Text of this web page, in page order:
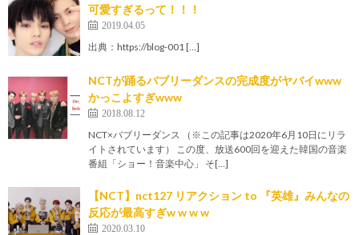
可愛すぎるって！！！
2019.04.05
出典：https://blog-001 […]
NCTが踊るバブリーダンスの完成度がヤバイwww
かっこよすぎwww
2018.08.12
NCT×バブリーダンス （※この記事は2020年6月10日にリラ
イトされています） この度、放送600回を迎えた韓国の音楽
番組「ショー！音楽中心」 そ[…]
【NCT】nct127 リアクション to 『英雄』みんなの
反応が最高すぎw w w w
2020.03.10